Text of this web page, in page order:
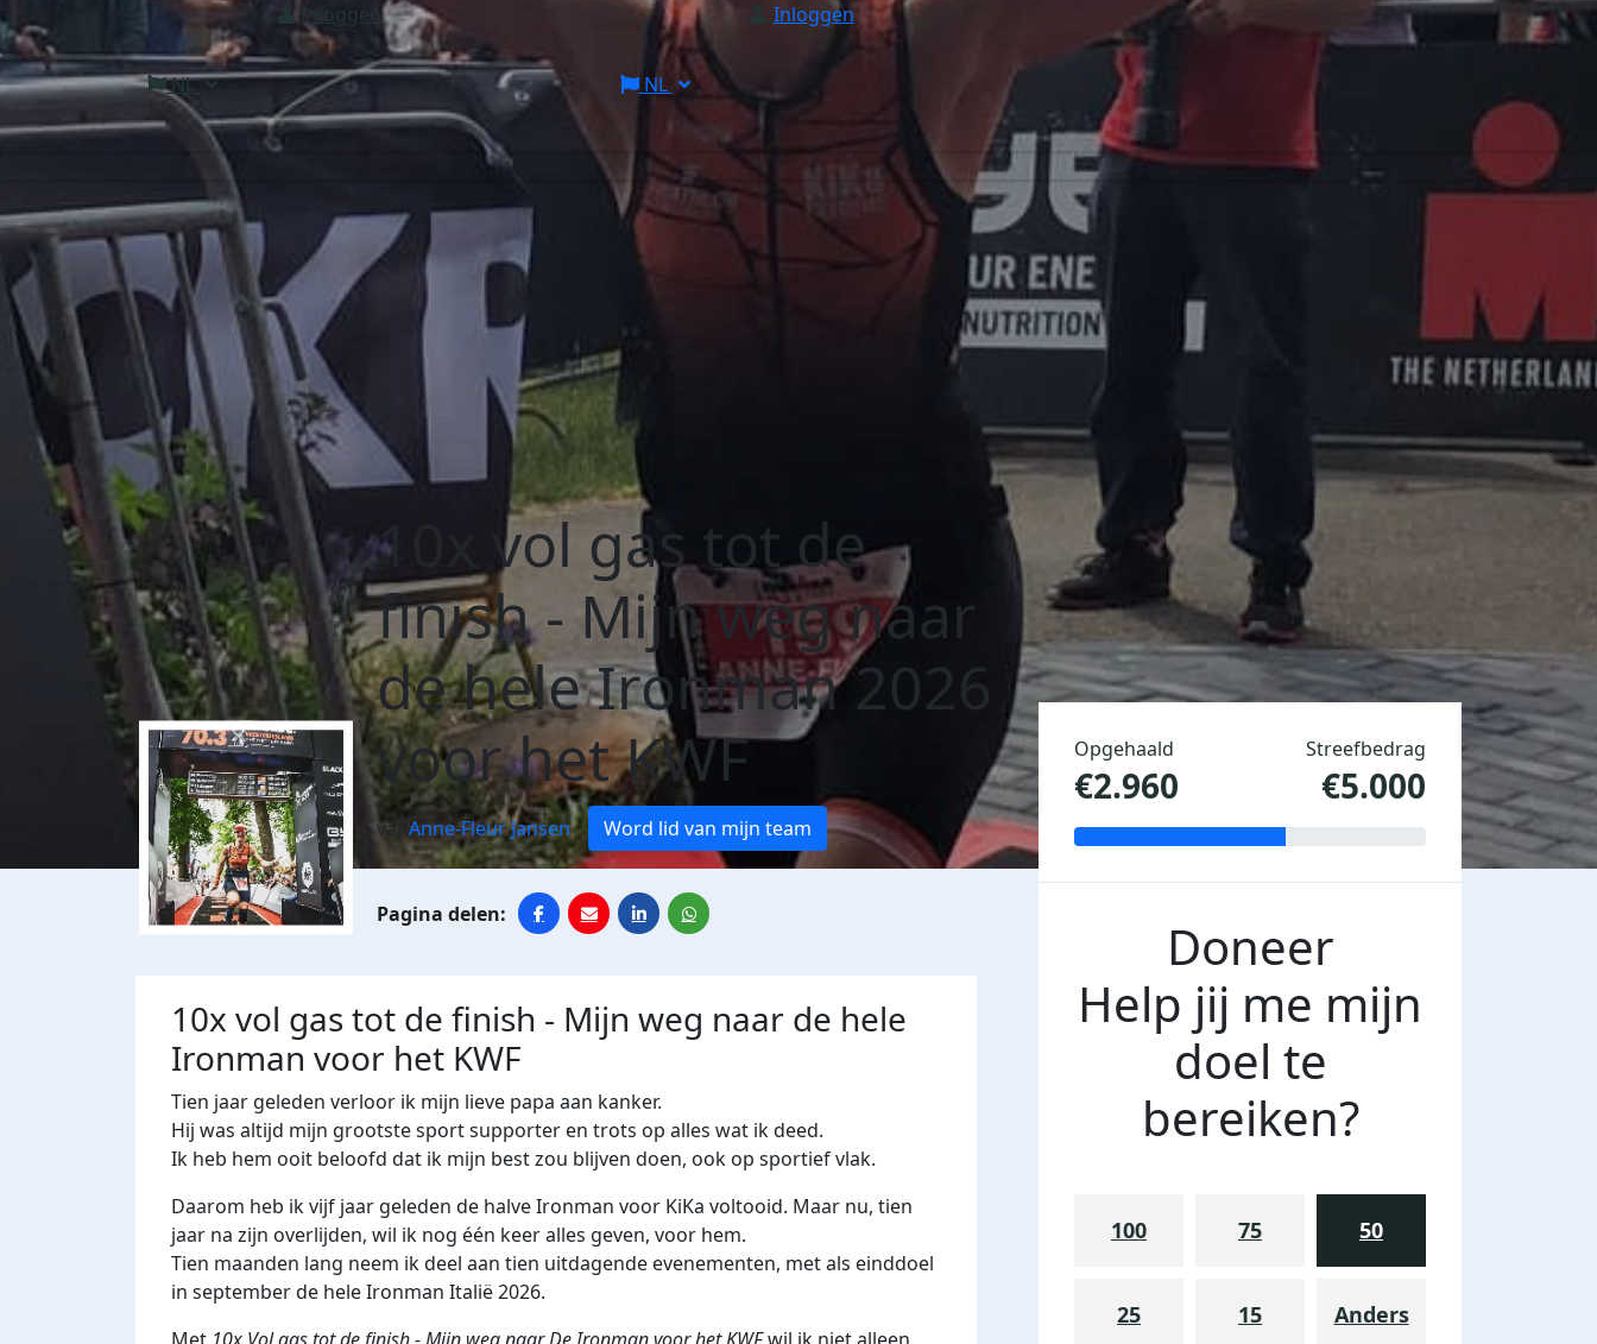
Inloggen
NL
Inloggen
NL
10x vol gas tot de
finish - Mijn weg naar
de hele Ironman 2026
voor het KWF
van Anne-Fleur Jansen Word lid van mijn team
10x vol gas tot de finish - Mijn weg naar de hele
Ironman voor het KWF
Tien jaar geleden verloor ik mijn lieve papa aan kanker.
Hij was altijd mijn grootste sport supporter en trots op alles wat ik deed.
Ik heb hem ooit beloofd dat ik mijn best zou blijven doen, ook op sportief vlak.
Daarom heb ik vijf jaar geleden de halve Ironman voor KiKa voltooid. Maar nu, tien
jaar na zijn overlijden, wil ik nog één keer alles geven, voor hem.
Tien maanden lang neem ik deel aan tien uitdagende evenementen, met als einddoel
in september de heleIronman Italië 2026.
Opgehaald
€2.960
Streefbedrag
€5.000
Doneer
Help jij me mijn
doel te
bereiken?
100 75 50
25 15 Anders